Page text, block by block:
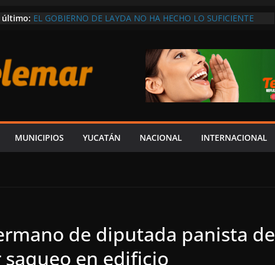
último: EL GOBIERNO DE LAYDA NO HA HECHO LO SUFICIENTE
VEDA DE CAMARÓN Y ROBOLO GOLPEA A PESCADORES
RIBEREÑOS; INGRESOS FAMILIARES SE REDUCEN
EXGOBERNADOR ÁNGEL “N” FUE DETENIDO POR
ORDENAR LA DESTRUCCIÓN DE EVIDENCIAS PARA
FGR
¡SE ESTÁ SALIENDO DAE CONTROL! REPORTAN
MUNICIPIOS YUCATÁN NACIONAL INTERNACIONAL
de diputada panista de
saqueo en edificio